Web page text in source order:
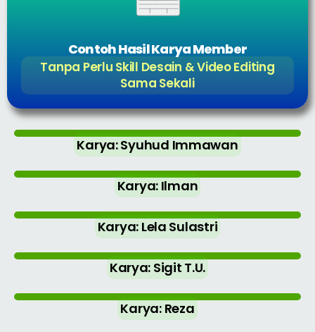
Contoh Hasil Karya Member
Tanpa Perlu Skill Desain & Video Editing
Sama Sekali
Karya: Syuhud Immawan
Karya: Ilman
Karya: Lela Sulastri
Karya: Sigit T.U.
Karya: Reza